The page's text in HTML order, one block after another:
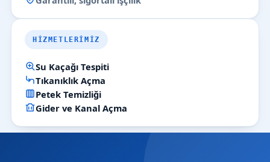
HIZMETLERIMIZ
Su Kaçağı Tespiti
Tıkanıklık Açma
Petek Temizliği
Gider ve Kanal Açma